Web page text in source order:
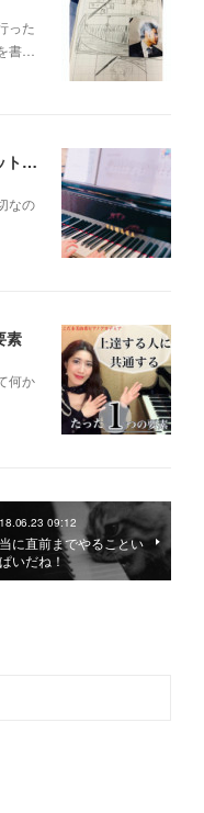
った
書…
【幼い頃からホンモノに触れるメリットとは？】
なの
素
何か
09:12
に直前までやることい
いだね！